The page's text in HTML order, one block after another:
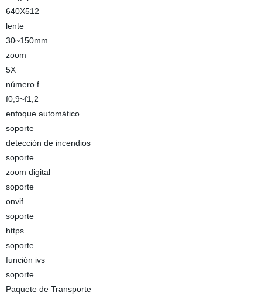
640X512
lente
30~150mm
zoom
5X
número f.
f0,9~f1,2
enfoque automático
soporte
detección de incendios
soporte
zoom digital
soporte
onvif
soporte
https
soporte
función ivs
soporte
Paquete de Transporte